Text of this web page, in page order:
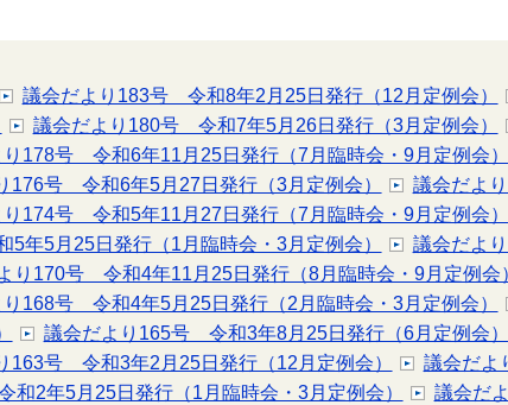
議会だより183号 令和8年2月25日発行（12月定例会）
議会だより180号 令和7年5月26日発行（3月定例会）
178号 令和6年11月25日発行（7月臨時会・9月定例会）
176号 令和6年5月27日発行（3月定例会）
議会だよ
174号 令和5年11月27日発行（7月臨時会・9月定例会）
年5月25日発行（1月臨時会・3月定例会）
議会だよ
り170号 令和4年11月25日発行（8月臨時会・9月定例会
168号 令和4年5月25日発行（2月臨時会・3月定例会）
議会だより165号 令和3年8月25日発行（6月定例会）
163号 令和3年2月25日発行（12月定例会）
議会だよ
2年5月25日発行（1月臨時会・3月定例会）
議会だ